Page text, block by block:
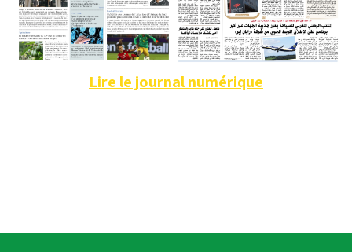
Lire le journal numérique